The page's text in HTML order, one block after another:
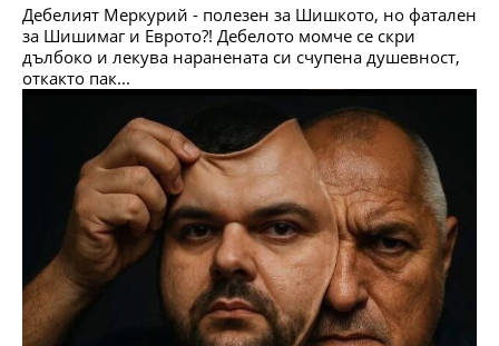
Дебелият Меркурий - полезен за Шишкото, но фатален
за Шишимаг и Еврото?! Дебелото момче се скри
дълбоко и лекува наранената си счупена душевност,
откакто пак...